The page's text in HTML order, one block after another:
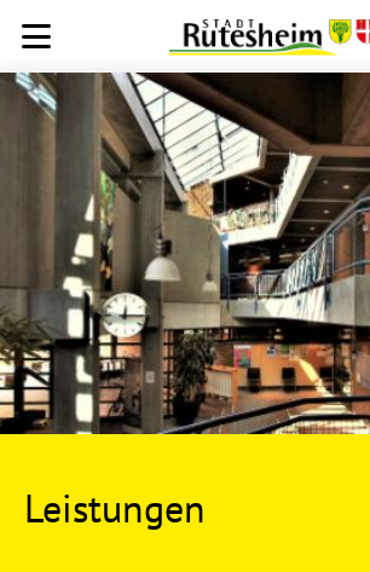
Leistungen